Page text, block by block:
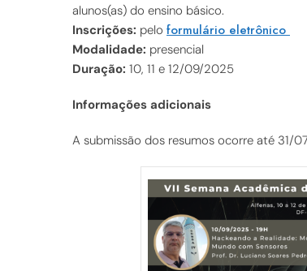
alunos(as) do ensino básico.
Inscrições: pelo formulário eletrônico
Modalidade: presencial
Duração: 10, 11 e 12/09/2025
Informações adicionais
A submissão dos resumos ocorre até 31/